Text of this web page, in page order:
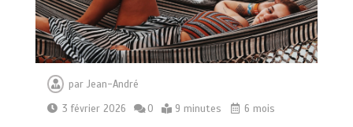
parJean-André
3 février 2026
0 9 minutes 6 mois